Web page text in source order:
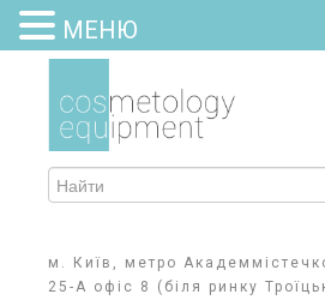
м. Київ, метро
25-А офіс 8 (біля ринку
МЕНЮ